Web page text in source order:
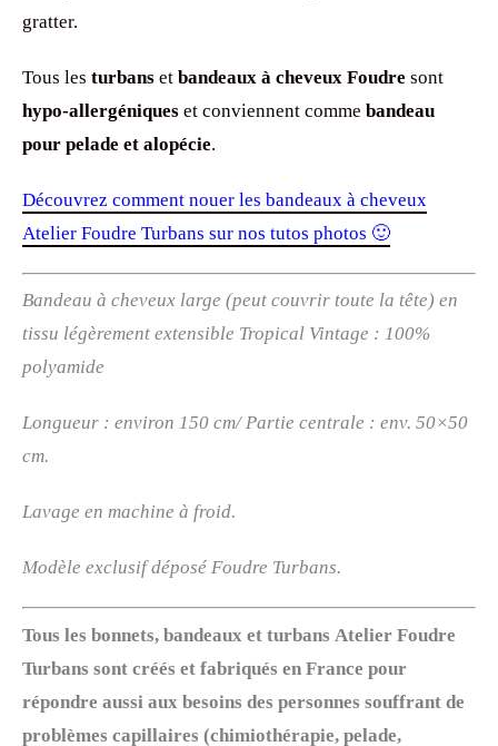
gratter.
Tous les turbans et bandeaux à cheveux Foudre sont
hypo-allergéniques et conviennent comme bandeau
pour pelade et alopécie.
Découvrez comment nouer les bandeaux à cheveux
Atelier Foudre Turbans sur nos tutos photos 🙂
Bandeau à cheveux large (peut couvrir toute la tête) en
tissu légèrement extensible Tropical Vintage : 100%
polyamide
Longueur : environ 150 cm/ Partie centrale : env. 50×50
cm.
Lavage en machine à froid.
Modèle exclusif déposé Foudre Turbans.
Tous les bonnets, bandeaux et turbans Atelier Foudre
Turbans sont créés et fabriqués en France pour
répondre aussi aux besoins des personnes souffrant de
problèmes capillaires (chimiothérapie, pelade,